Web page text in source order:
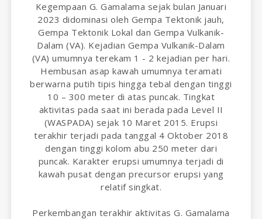
Kegempaan G. Gamalama sejak bulan Januari
2023 didominasi oleh Gempa Tektonik jauh,
Gempa Tektonik Lokal dan Gempa Vulkanik-
Dalam (VA). Kejadian Gempa Vulkanik-Dalam
(VA) umumnya terekam 1 - 2 kejadian per hari.
Hembusan asap kawah umumnya teramati
berwarna putih tipis hingga tebal dengan tinggi
10 – 300 meter di atas puncak. Tingkat
aktivitas pada saat ini berada pada Level II
(WASPADA) sejak 10 Maret 2015. Erupsi
terakhir terjadi pada tanggal 4 Oktober 2018
dengan tinggi kolom abu 250 meter dari
puncak. Karakter erupsi umumnya terjadi di
kawah pusat dengan precursor erupsi yang
relatif singkat.
Perkembangan terakhir aktivitas G. Gamalama